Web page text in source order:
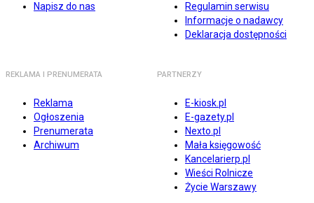
Napisz do nas
Regulamin serwisu
Informacje o nadawcy
Deklaracja dostępności
REKLAMA I PRENUMERATA
Reklama
Ogłoszenia
Prenumerata
Archiwum
PARTNERZY
E-kiosk.pl
E-gazety.pl
Nexto.pl
Mała księgowość
Kancelarierp.pl
Wieści Rolnicze
Życie Warszawy